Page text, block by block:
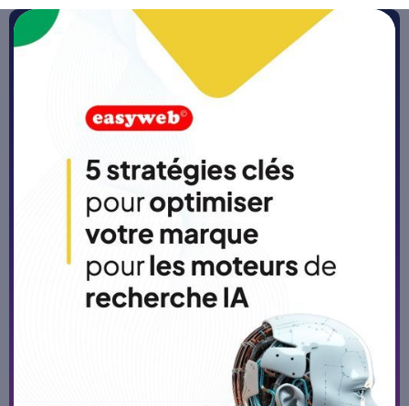
Accueil
Quels éléments influencent le
prix d’une refonte de site web
?
Publié le 27/4/26-5 min